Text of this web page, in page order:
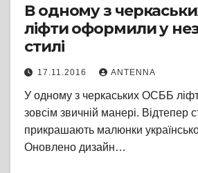
В одному з
ліфти оформили у
стилі
17.11.2016 ANTENNA
У одному з черкаських ОСББ
зовсім звичній манері. Відтепер
прикрашають малюнки
Оновлено дизайн…